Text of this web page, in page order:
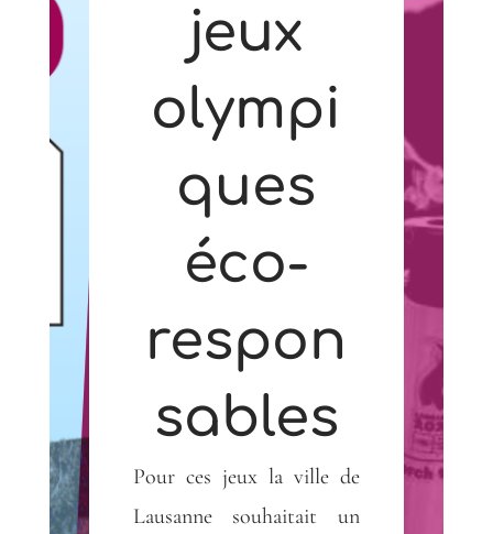
jeux
olympi
ques
éco-
respon
sables
Pour ces jeux la ville de
Lausanne souhaitait un